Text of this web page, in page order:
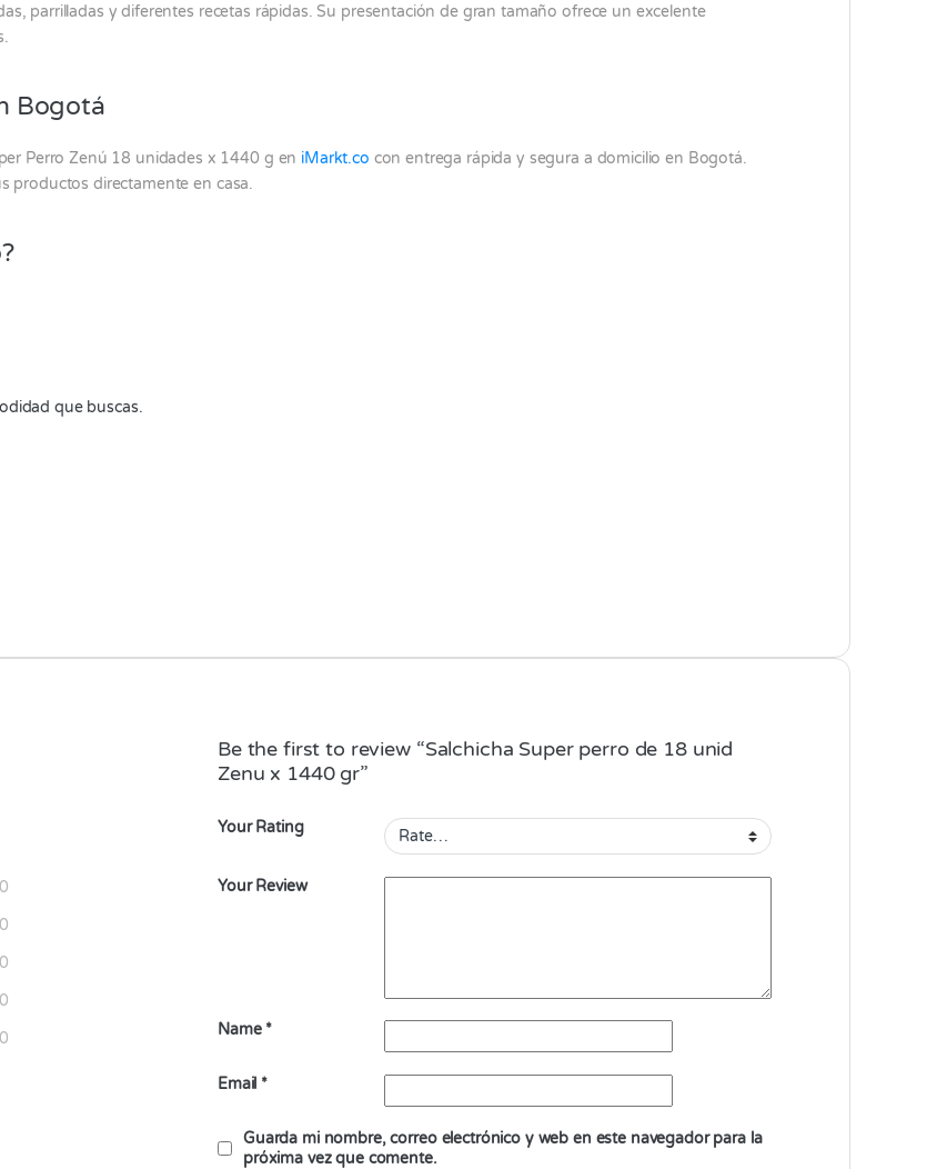
parrilladas y diferentes recetas rápidas. Su presentación de gran tamaño ofrece un excelente
Bogotá
Perro Zenú 18 unidades x 1440 g en iMarkt.co con entrega rápida y segura a domicilio en Bogotá.
productos directamente en casa.
que buscas.
0
0
0
0
0
Be the first to review “Salchicha Super perro de 18 unid
Zenu x 1440 gr”
Your Rating
Your Review
Name *
Email *
Guarda mi nombre, correo electrónico y web en este navegador para la
próxima vez que comente.